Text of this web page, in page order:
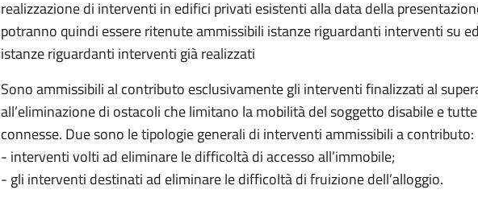
realizzazione di interventi in edifici privati esistenti alla data della
potranno quindi essere ritenute ammissibili istanze riguardanti interventi su
istanze riguardanti interventi già realizzati
Sono ammissibili al contributo esclusivamente gli interventi finalizzati al
all’eliminazione di ostacoli che limitano la mobilità del soggetto disabile e
connesse. Due sono le tipologie generali di interventi ammissibili a contributo:
- interventi volti ad eliminare le difficoltà di accesso all’immobile;
- gli interventi destinati ad eliminare le difficoltà di fruizione dell’alloggio.